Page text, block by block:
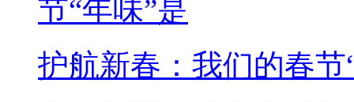
护航新春：我们的春节